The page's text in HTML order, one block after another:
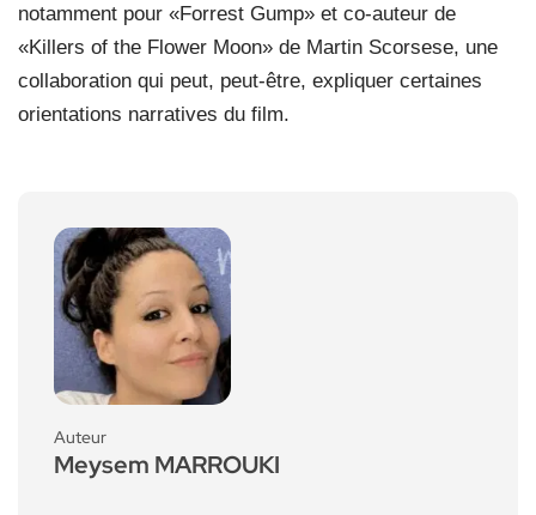
notamment pour «Forrest Gump» et co-auteur de
«Killers of the Flower Moon» de Martin Scorsese, une
collaboration qui peut, peut-être, expliquer certaines
orientations narratives du film.
Auteur
Meysem MARROUKI